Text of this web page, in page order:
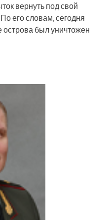
вернуть под свой
его словам, сегодня
был уничтожен